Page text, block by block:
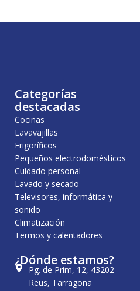
g
a
:
1
3
,
0
0
€
u
0
Categorías
destacadas
Cocinas
Lavavajillas
Frigoríficos
Pequeños electrodomésticos
Cuidado personal
Lavado y secado
Televisores, informática y
sonido
Climatización
Termos y calentadores
¿Dónde estamos?
Pg. de Prim, 12, 43202
Reus, Tarragona